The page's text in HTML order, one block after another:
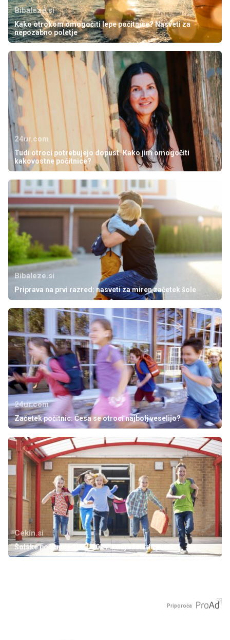
Bibaleze.si
Kako otrokom omogočiti lepe počitnice? Nasveti za
nepozabno poletje
24ur.com
Tudi otroci potrebujejo dopust. Kako jim omogočiti
kakovostne počitnice?
Bibaleze.si
Priprava na prvi razred: nasveti za miren začetek šole
24ur.com
Začetek počitnic: Česa se otroci najbolj veselijo?
Cekin.si
Šolske počitnice 2023/2024: kdaj vzeti dopust?
Priporoča